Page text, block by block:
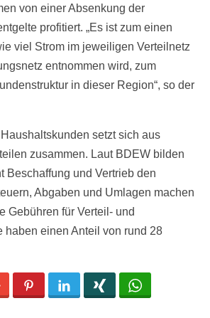
von einer Absenkung der
profitiert. „Es ist zum einen
viel Strom im jeweiligen Verteilnetz
entnommen wird, zum
in dieser Region“, so der
setzt sich aus
zusammen. Laut BDEW bilden
Beschaffung und Vertrieb den
Abgaben und Umlagen machen
Gebühren für Verteil- und
haben einen Anteil von rund 28
Google+ Pinterest LinkedIn